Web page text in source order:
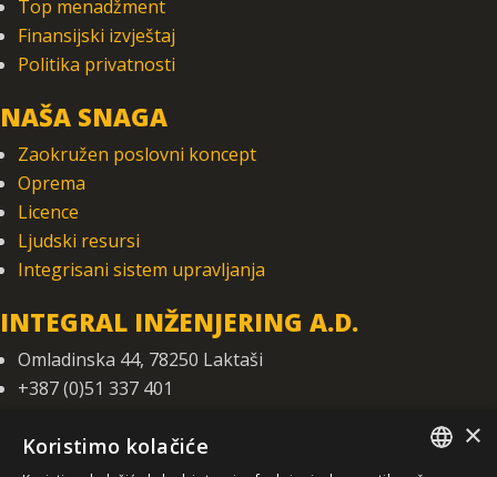
Top menadžment
Finansijski izvještaj
Politika privatnosti
NAŠA SNAGA
Zaokružen poslovni koncept
Oprema
Licence
Ljudski resursi
Integrisani sistem upravljanja
INTEGRAL INŽENJERING A.D.
Omladinska 44, 78250 Laktaši
+387 (0)51 337 401
iicbl@integragrupa.com
×
Koristimo kolačiće